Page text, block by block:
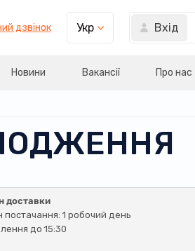
дзвінок Укр Вхід
Новини Вакансії Про нас
доставки
постачання: 1 робочий день
до 15:30